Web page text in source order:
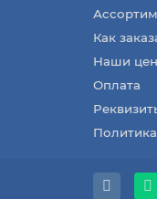
Как
Наши
Оплата